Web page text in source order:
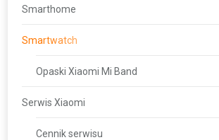
Smarthome
Smartwatch
Opaski Xiaomi Mi Band
Serwis Xiaomi
Cennik serwisu